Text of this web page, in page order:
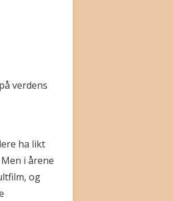
verdens
ha likt
i årene
og